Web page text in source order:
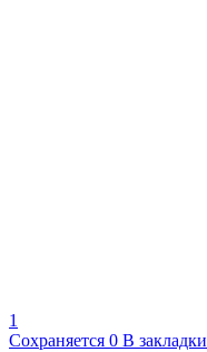
1
Сохраняется 0 В закладки